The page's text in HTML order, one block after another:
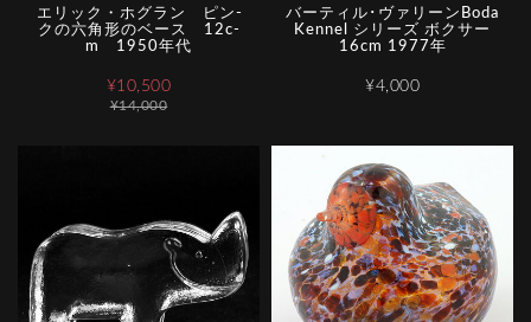
エ­リ­ッ­ク­・­ホ­グ­ラ­ン­ ­ピ­ン­
ク­の­六­角­形­の­ベ­ー­ス­ ­1­2­c­
m­ ­1­9­5­0­年­代
¥14,000
¥10,500
バーティル･ヴァリーンBoda
Kennel シリーズ ボクサー
16cm 1977年
¥4,000